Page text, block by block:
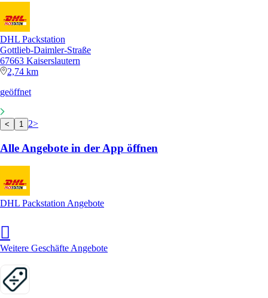
DHL Packstation
Gottlieb-Daimler-Straße
67663 Kaiserslautern
2,74 km
geöffnet
< 1 2>
Alle Angebote in der App öffnen
DHL Packstation Angebote
Weitere Geschäfte Angebote